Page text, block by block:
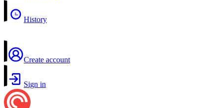
History
Create account
Sign in